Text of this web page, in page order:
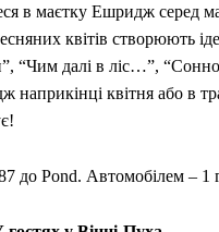
в маєтку Ешридж серед
квітів створюють
“Чим далі в ліс…”,
квітня або в
до Pond. Автомобілем – 1